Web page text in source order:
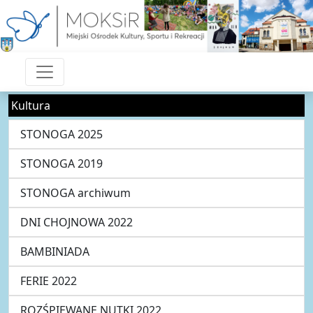
Kultura
STONOGA 2025
STONOGA 2019
STONOGA archiwum
DNI CHOJNOWA 2022
BAMBINIADA
FERIE 2022